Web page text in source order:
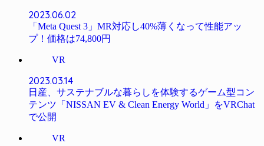
2023.06.02
「Meta Quest 3」MR対応し40%薄くなって性能アッ
プ！価格は74,800円
VR
2023.03.14
日産、サステナブルな暮らしを体験するゲーム型コン
テンツ「NISSAN EV & Clean Energy World」をVRChat
で公開
VR